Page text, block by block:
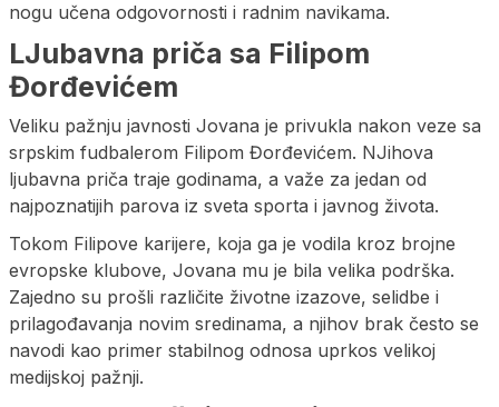
nogu učena odgovornosti i radnim navikama.
LJubavna priča sa Filipom
Đorđevićem
Veliku pažnju javnosti Jovana je privukla nakon veze sa
srpskim fudbalerom Filipom Đorđevićem. NJihova
ljubavna priča traje godinama, a važe za jedan od
najpoznatijih parova iz sveta sporta i javnog života.
Tokom Filipove karijere, koja ga je vodila kroz brojne
evropske klubove, Jovana mu je bila velika podrška.
Zajedno su prošli različite životne izazove, selidbe i
prilagođavanja novim sredinama, a njihov brak često se
navodi kao primer stabilnog odnosa uprkos velikoj
medijskoj pažnji.